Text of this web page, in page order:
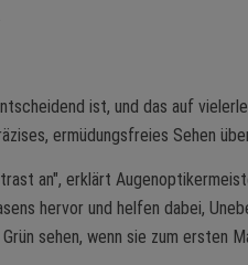
ist, und das auf
ermüdungsfreies Sehen
an", erklärt
hervor und helfen dabei,
sehen, wenn sie zum ersten